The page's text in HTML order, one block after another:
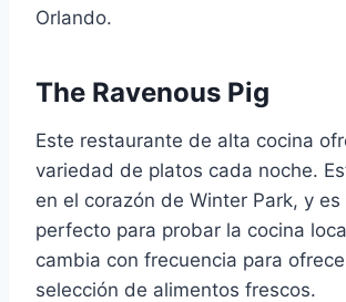
Orlando.
The Ravenous Pig
Este restaurante de alta cocina
variedad de platos cada noche.
en el corazón de Winter Park, y es
perfecto para probar la cocina
cambia con frecuencia para
selección de alimentos frescos.